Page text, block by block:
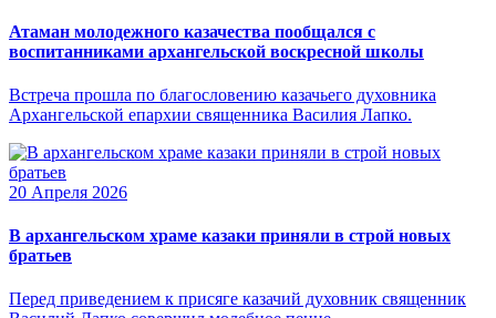
Атаман молодежного казачества пообщался с
воспитанниками архангельской воскресной школы
Встреча прошла по благословению казачьего духовника
Архангельской епархии священника Василия Лапко.
20 Апреля 2026
В архангельском храме казаки приняли в строй новых
братьев
Перед приведением к присяге казачий духовник священник